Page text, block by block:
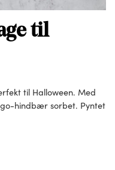
til
til Halloween. Med
hindbær sorbet. Pyntet